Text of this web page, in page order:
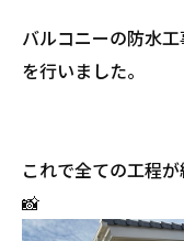
バルコニーの防水
を行いました。
これで全ての工程
📸